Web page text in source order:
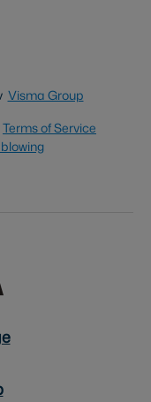
Visma Group
Terms of Service